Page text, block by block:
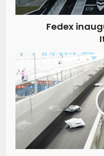
Fedex